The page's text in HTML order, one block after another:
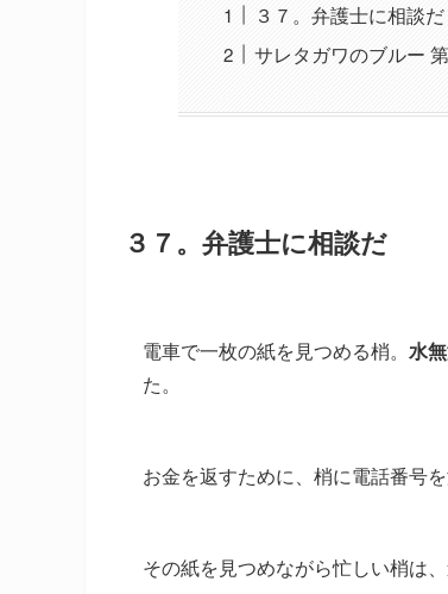
３７。弁護士に相談だ
サレタガワのブルー
３７。弁護士に相談だ
電車で一枚の紙を見つめる梢。 水
た。
お金を返すために、梢に電話番号を
その紙を見つめながら忙しい梢は